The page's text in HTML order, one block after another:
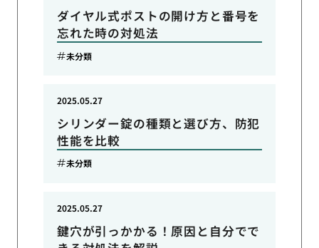
ダイヤル式ポストの開け方と番号を
忘れた時の対処法
未分類
シリンダー錠の種類と選び方、防犯
性能を比較
2025.05.27
未分類
鍵穴が引っかかる！原因と自分でで
2025.05.27